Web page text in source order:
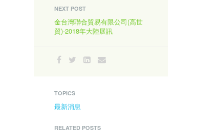
NEXT POST
金台灣聯合貿易有限公司(高世
貿)-2018年大陸展訊
TOPICS
最新消息
RELATED POSTS